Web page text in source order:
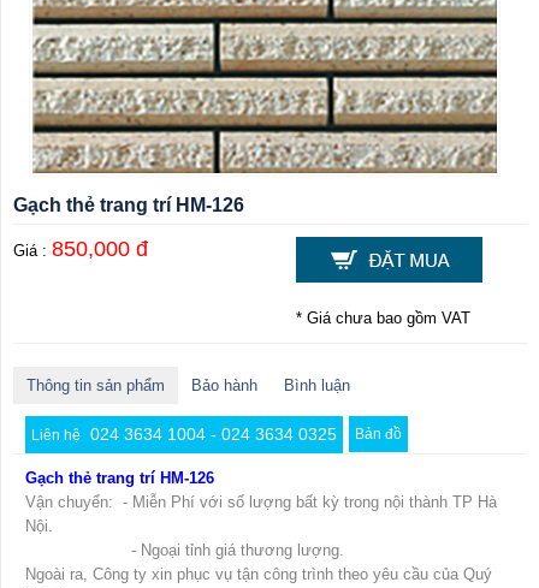
Gạch thẻ trang trí HM-126
Giá : 850,000 đ
* Giá chưa bao gồm VAT
Thông tin sản phẩm Bảo hành Bình luận
Liên hệ 024 3634 1004 - 024 3634 0325 Bản đồ
Gạch thẻ trang trí HM-126
Vận chuyển: - Miễn Phí với số lượng bất kỳ trong nội thành TP Hà
Nội.
- Ngoại tỉnh giá thương lượng.
Ngoài ra, Công ty xin phục vụ tận công trình theo yêu cầu của Quý